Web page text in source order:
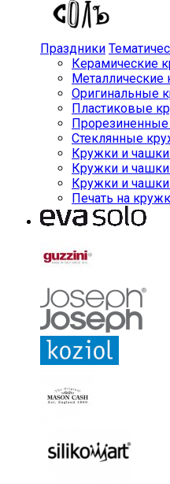
Праздники
Керамические
Металлические
Оригинальные
Пластиковые
Стеклянные
Кружки и
Кружки и
Кружки и чашки
Печать на